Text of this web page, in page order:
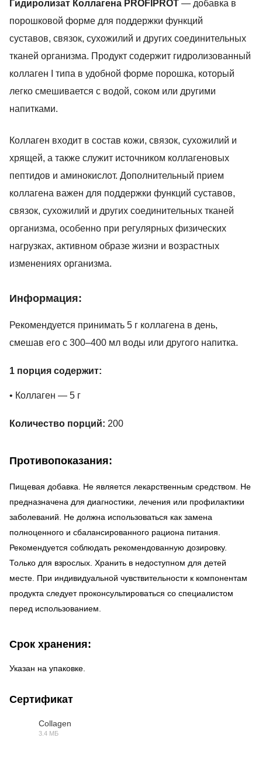
Гидиролизат Коллагена PROFIPROT — добавка в
порошковой форме для поддержки функций
суставов, связок, сухожилий и других соединительных
тканей организма. Продукт содержит гидролизованный
коллаген I типа в удобной форме порошка, который
легко смешивается с водой, соком или другими
напитками.
Коллаген входит в состав кожи, связок, сухожилий и
хрящей, а также служит источником коллагеновых
пептидов и аминокислот. Дополнительный прием
коллагена важен для поддержки функций суставов,
связок, сухожилий и других соединительных тканей
организма, особенно при регулярных физических
нагрузках, активном образе жизни и возрастных
изменениях организма.
Информация:
Рекомендуется принимать 5 г коллагена в день,
смешав его с 300–400 мл воды или другого напитка.
1 порция содержит:
• Коллаген — 5 г
Количество порций: 200
Противопоказания:
Пищевая добавка. Не является лекарственным средством. Не
предназначена для диагностики, лечения или профилактики
заболеваний. Не должна использоваться как замена
полноценного и сбалансированного рациона питания.
Рекомендуется соблюдать рекомендованную дозировку.
Только для взрослых. Хранить в недоступном для детей
месте. При индивидуальной чувствительности к компонентам
продукта следует проконсультироваться со специалистом
перед использованием.
Срок хранения:
Указан на упаковке.
Сертификат
Collagen
3.4 МБ